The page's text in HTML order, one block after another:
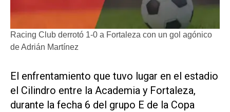
Racing Club derrotó 1-0 a Fortaleza con un gol agónico
de Adrián Martínez
El enfrentamiento que tuvo lugar en el estadio
el Cilindro entre la Academia y Fortaleza,
durante la fecha 6 del grupo E de la Copa